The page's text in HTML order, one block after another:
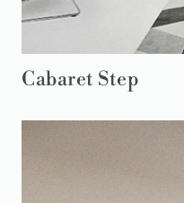
Cabaret Step